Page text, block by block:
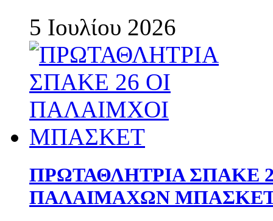
5 Ιουλίου 2026
ΠΡΩΤΑΘΛΗΤΡΙΑ ΣΠΑΚΕ
ΠΑΛΑΙΜΑΧΩΝ